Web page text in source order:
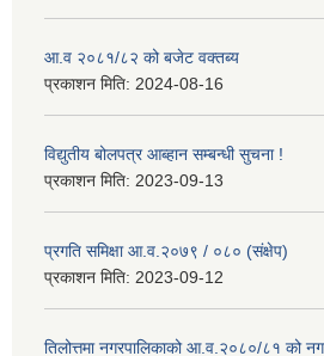
आ.व २०८१/८२ को बजेट वक्तब्य
प्रकाशन मिति: 2024-08-16
विद्युतीय बोलपत्र आब्हान सम्बन्धी सुचना !
प्रकाशन मिति: 2023-09-13
प्रगति समिक्षा आ.व.२०७९ / ०८० (संक्षेप)
प्रकाशन मिति: 2023-09-12
तिलोत्तमा नगरपालिकाको आ.व.२०८०/८१ को